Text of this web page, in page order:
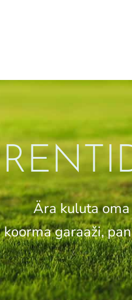
Ära kuluta
garaaži,